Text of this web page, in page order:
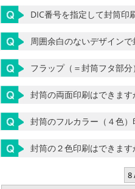
DIC番号を指定して封筒印
周囲余白のないデザイン
フラップ（＝封筒フタ部
封筒の両面印刷はできます
封筒のフルカラー（４色
封筒の２色印刷はできます
8